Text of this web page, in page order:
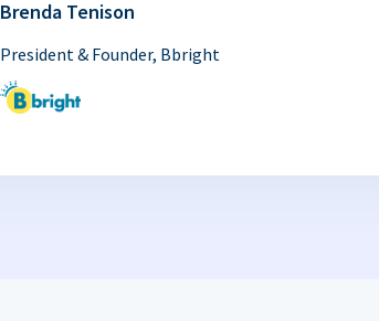
Brenda Tenison
President & Founder, Bbright